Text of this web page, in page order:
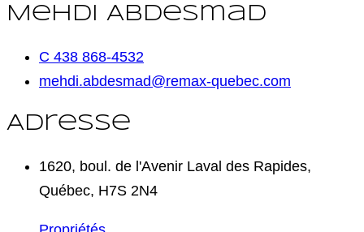
Mehdi Abdesmad
C 438 868-4532
mehdi.abdesmad@remax-quebec.com
Adresse
1620, boul. de l'Avenir Laval des Rapides,
Québec, H7S 2N4